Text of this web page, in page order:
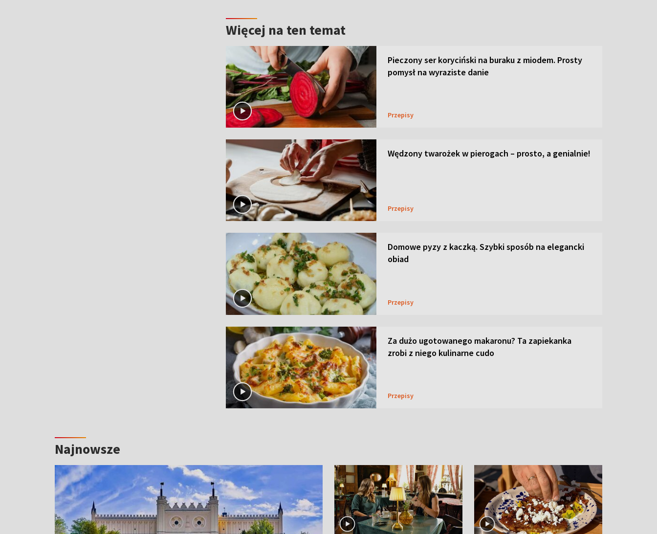
Więcej na ten temat
Pieczony ser koryciński na buraku z miodem. Prosty
pomysł na wyraziste danie
Przepisy
Wędzony twarożek w pierogach – prosto, a genialnie!
Przepisy
Domowe pyzy z kaczką. Szybki sposób na elegancki
obiad
Przepisy
Za dużo ugotowanego makaronu? Ta zapiekanka
zrobi z niego kulinarne cudo
Przepisy
Najnowsze